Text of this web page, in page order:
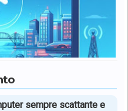
sempre scattante e